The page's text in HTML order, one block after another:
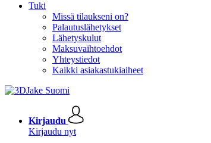
Tuki
Missä tilaukseni on?
Palautuslähetykset
Lähetyskulut
Maksuvaihtoehdot
Yhteystiedot
Kaikki asiakastukiaiheet
Kirjaudu
Kirjaudu nyt